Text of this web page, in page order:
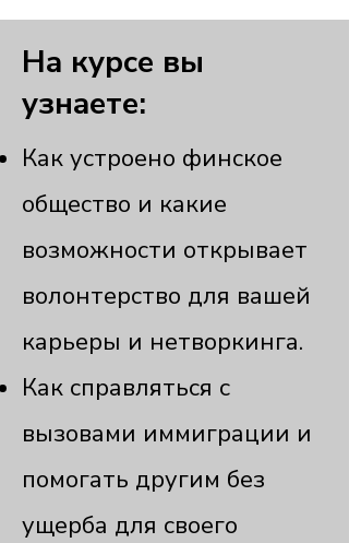
На курсе вы
узнаете:
Как устроено финское
общество и какие
возможности открывает
волонтерство для вашей
карьеры и нетворкинга.
Как справляться с
вызовами иммиграции и
помогать другим без
ущерба для своего